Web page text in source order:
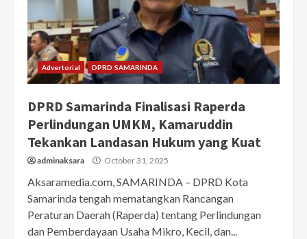
Advertorial DPRD SAMARINDA
DPRD Samarinda Finalisasi Raperda
Perlindungan UMKM, Kamaruddin
Tekankan Landasan Hukum yang Kuat
adminaksara October 31, 2025
Aksaramedia.com, SAMARINDA – DPRD Kota
Samarinda tengah mematangkan Rancangan
Peraturan Daerah (Raperda) tentang Perlindungan
dan Pemberdayaan Usaha Mikro, Kecil, dan...